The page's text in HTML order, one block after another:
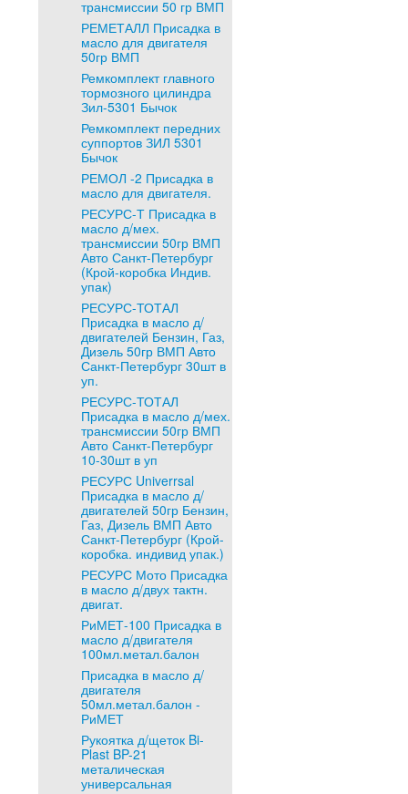
трансмиссии 50 гр ВМП
РЕМЕТАЛЛ Присадка в
масло для двигателя
50гр ВМП
Ремкомплект главного
тормозного цилиндра
Зил-5301 Бычок
Ремкомплект передних
суппортов ЗИЛ 5301
Бычок
РЕМОЛ -2 Присадка в
масло для двигателя.
РЕСУРС-Т Присадка в
масло д/мех.
трансмиссии 50гр ВМП
Авто Санкт-Петербург
(Крой-коробка Индив.
упак)
РЕСУРС-ТОТАЛ
Присадка в масло д/
двигателей Бензин, Газ,
Дизель 50гр ВМП Авто
Санкт-Петербург 30шт в
уп.
РЕСУРС-ТОТАЛ
Присадка в масло д/мех.
трансмиссии 50гр ВМП
Авто Санкт-Петербург
10-30шт в уп
РЕСУРС Univerrsal
Присадка в масло д/
двигателей 50гр Бензин,
Газ, Дизель ВМП Авто
Санкт-Петербург (Крой-
коробка. индивид упак.)
РЕСУРС Мото Присадка
в масло д/двух тактн.
двигат.
РиМЕТ-100 Присадка в
масло д/двигателя
100мл.метал.балон
Присадка в масло д/
двигателя
50мл.метал.балон -
РиМЕТ
Рукоятка д/щеток Bi-
Plast BP-21
металическая
универсальная